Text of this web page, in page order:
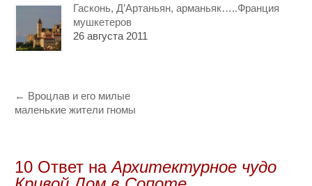
Гасконь, Д’Артаньян, арманьяк…..Франция
мушкетеров
26 августа 2011
← Вроцлав и его милые
маленькие жители гномы
10 Oтвет наАрхитектурное чудо